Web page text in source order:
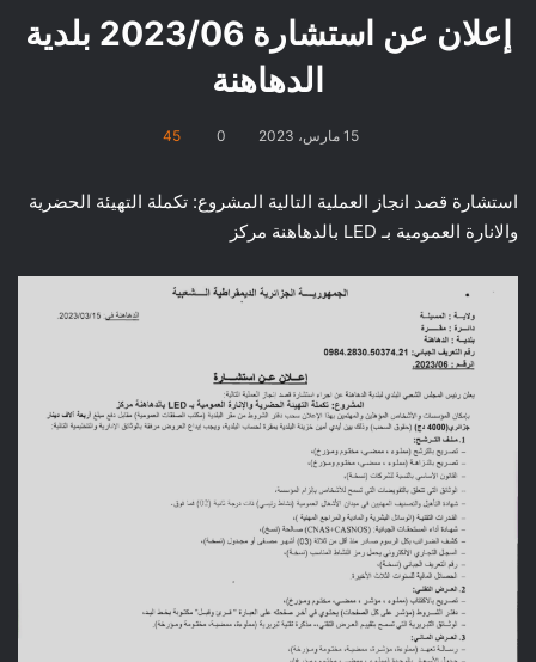
إعلان عن استشارة 2023/06 بلدية
الدهاهنة
15 مارس، 2023 0
45
استشارة قصد انجاز العملية التالية المشروع: تكملة التهيئة الحضرية
والانارة العمومية بـ LED بالدهاهنة مركز